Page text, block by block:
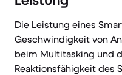
Die Leistung eines
Geschwindigkeit von
beim Multitasking und
Reaktionsfähigkeit des